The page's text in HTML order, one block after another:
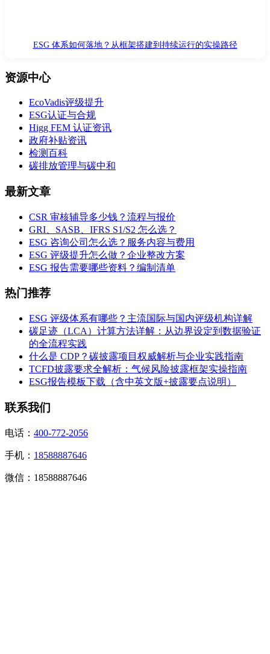
ESG 体系如何落地？从框架搭建到持续运行的实操路径
资源中心
EcoVadis评级提升
ESG认证与合规
Higg FEM 认证资讯
政府补贴资讯
检测百科
碳排放管理与碳中和
最新文章
CSR 审核辅导多少钱？流程与报价
GRI、SASB、IFRS S1/S2 怎么选？
ESG 咨询公司怎么选？服务内容与费用
ESG 评级提升怎么做？企业整改方案
ESG 报告需要哪些资料？编制清单
热门推荐
ESG 评级体系有哪些？主流国际与国内评级机构详解
碳足迹（LCA）计算方法详解：从边界设定到数据验证
的全流程实践
什么是 CDP？碳披露项目权威解析与企业实践指南
TCFD披露要求全解析：气候风险披露框架实操指南
ESG报告模板下载（含中英文版+披露要点说明）
联系我们
电话： 400-772-2056
手机： 18588887646
微信：18588887646